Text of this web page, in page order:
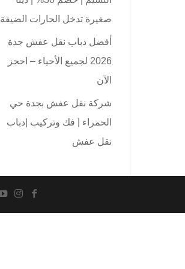
صغيرة تدخل الحارات الضيقة
أفضل دباب نقل عفش جدة
2026 لجميع الأحياء – احجز
الآن
شركة نقل عفش بجدة حي
الحمراء | فك وتركيب |دباب
نقل عفش